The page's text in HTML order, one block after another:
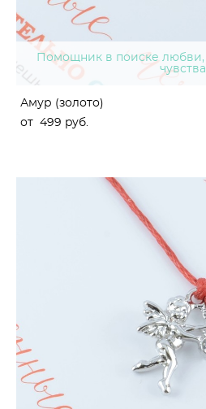
Помощник в поиске
чувства
Амур (золото)
от 499 pуб.